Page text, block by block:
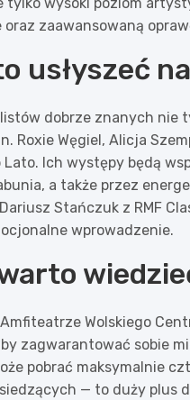
zaawansowaną
usłyszeć
dobrze znanych nie
Roxie Węgiel, Alicja
Ich występy będą
a także przez
Stańczuk z RMF
wprowadzenie.
Wolskiego
zagwarantować sobie
pobrać maksymalnie
— to duży plus